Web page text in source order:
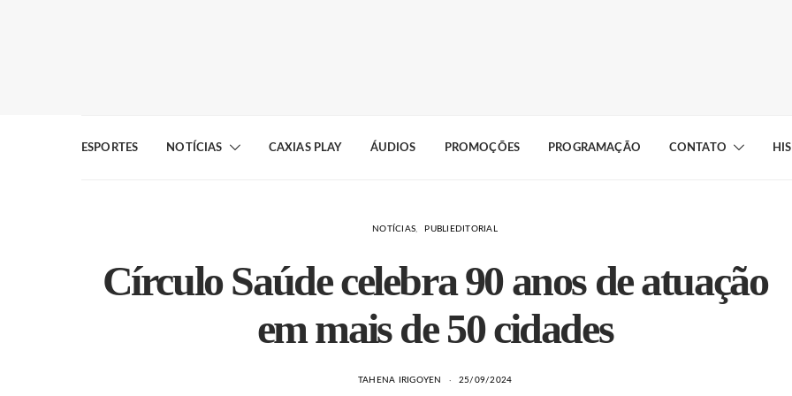
ESPORTES NOTÍCIAS CAXIAS PLAY ÁUDIOS PROMOÇÕES PROGRAMAÇÃO CONTATO
NOTÍCIAS PUBLIEDITORIAL
Círculo Saúde celebra 90 anos de atuação
em mais de 50 cidades
TAHENA IRIGOYEN 25/09/2024